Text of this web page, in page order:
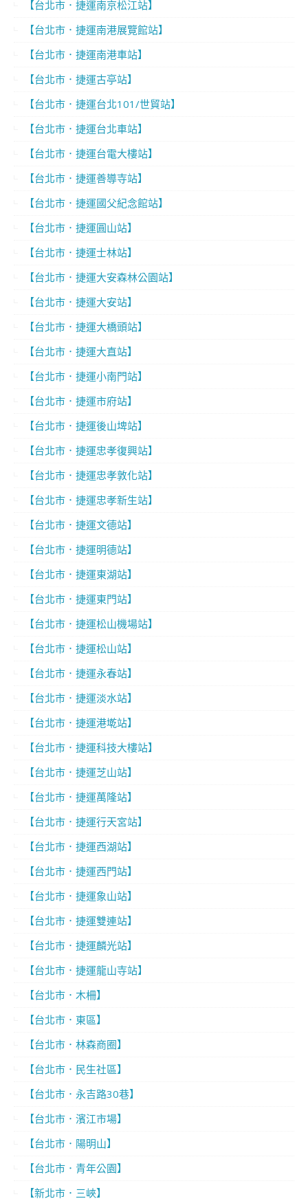
【台北市．捷運南京松江站】
【台北市．捷運南港展覽館站】
【台北市．捷運南港車站】
【台北市．捷運古亭站】
【台北市．捷運台北101/世貿站】
【台北市．捷運台北車站】
【台北市．捷運台電大樓站】
【台北市．捷運善導寺站】
【台北市．捷運國父紀念館站】
【台北市．捷運圓山站】
【台北市．捷運士林站】
【台北市．捷運大安森林公園站】
【台北市．捷運大安站】
【台北市．捷運大橋頭站】
【台北市．捷運大直站】
【台北市．捷運小南門站】
【台北市．捷運市府站】
【台北市．捷運後山埤站】
【台北市．捷運忠孝復興站】
【台北市．捷運忠孝敦化站】
【台北市．捷運忠孝新生站】
【台北市．捷運文德站】
【台北市．捷運明德站】
【台北市．捷運東湖站】
【台北市．捷運東門站】
【台北市．捷運松山機場站】
【台北市．捷運松山站】
【台北市．捷運永春站】
【台北市．捷運淡水站】
【台北市．捷運港墘站】
【台北市．捷運科技大樓站】
【台北市．捷運芝山站】
【台北市．捷運萬隆站】
【台北市．捷運行天宮站】
【台北市．捷運西湖站】
【台北市．捷運西門站】
【台北市．捷運象山站】
【台北市．捷運雙連站】
【台北市．捷運麟光站】
【台北市．捷運龍山寺站】
【台北市．木柵】
【台北市．東區】
【台北市．林森商圈】
【台北市．民生社區】
【台北市．永吉路30巷】
【台北市．濱江市場】
【台北市．陽明山】
【台北市．青年公園】
【新北市．三峽】